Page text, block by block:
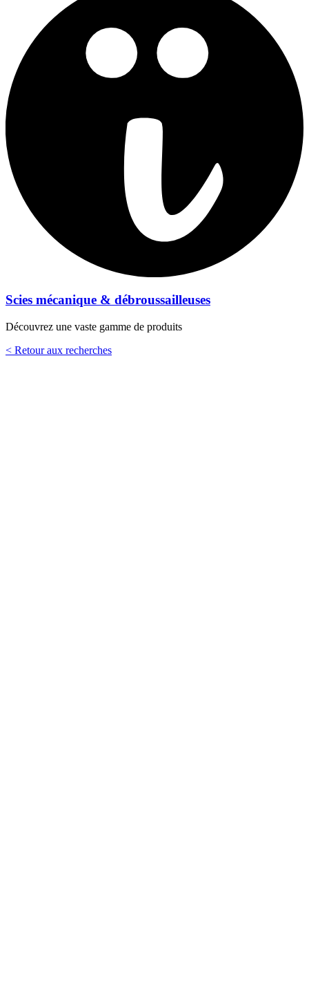
Scies mécanique & débroussailleuses
Découvrez une vaste gamme de produits
< Retour aux recherches